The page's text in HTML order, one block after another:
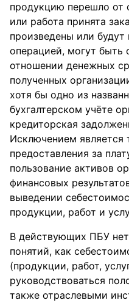
продукцию перешло от
или работа принята
произведены или
операцией, могут быть
отношении денежных
полученных
хотя бы одно из
бухгалтерском учёте
кредиторская
Исключением является
предоставления за
пользование активов
финансовых
выведении
продукции, работ и
В действующих ПБУ
понятий, как
(продукции, работ,
руководствоваться
также отраслевыми